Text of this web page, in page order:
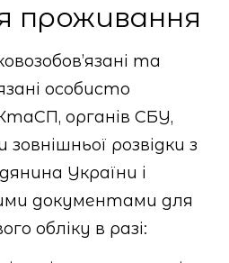
проживання
та
особисто
органів СБУ,
зовнішньої розвідки з
України і
документами для
обліку в разі: